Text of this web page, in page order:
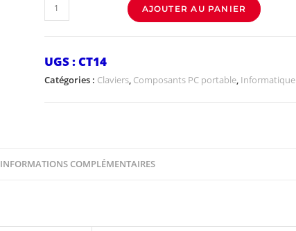
AJOUTER AU PANIER
UGS :CT14
Catégories : Claviers, Composants PC portable, Informatique
INFORMATIONS COMPLÉMENTAIRES